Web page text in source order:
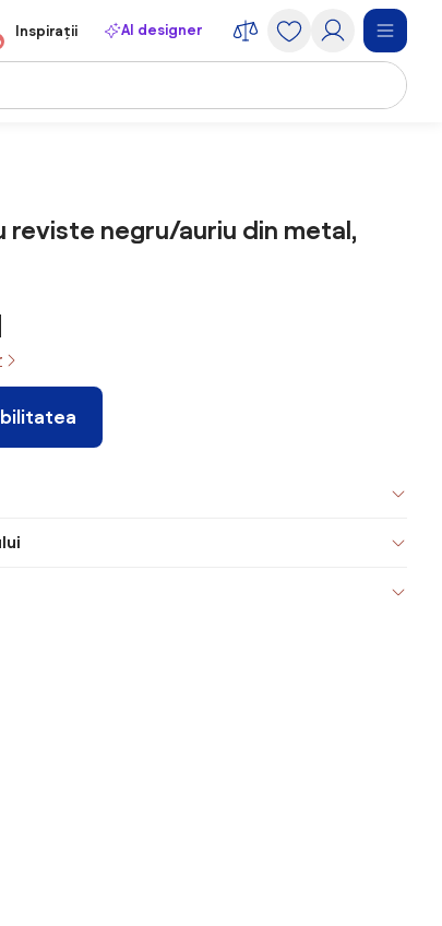
Inspirații AI designer
reviste negru/auriu din metal,